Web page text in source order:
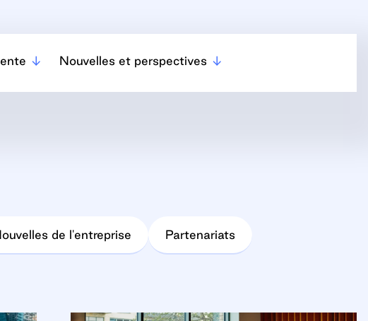
Nouvelles et perspectives
de l'entreprise Partenariats